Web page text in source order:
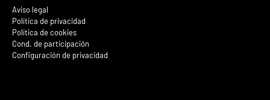
Aviso legal
Política de privacidad
Política de cookies
Cond. de participación
Configuración de privacidad